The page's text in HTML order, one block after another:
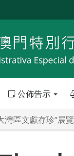
公佈告示
灣區文獻存珍”展覽